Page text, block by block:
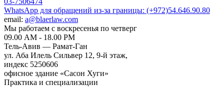
WhatsApp для обращений из-за границы: (+972)54.646.90.80‌
email: a@blaerlaw.com
Мы работаем с воскресенья по четверг
09.00 AM - 18.00 PM
Тель-Авив — Рамат-Ган
ул. Аба Илель Сильвер 12, 9-й этаж,
индекс 5250606
офисное здание «Сасон Хуги»
Практика и специализации